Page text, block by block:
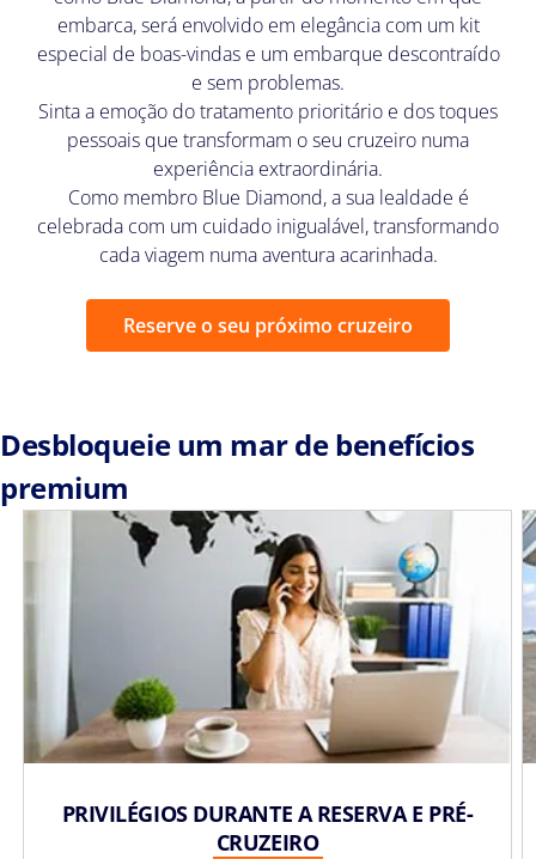
embarca, será envolvido em elegância com um kit
especial de boas-vindas e um embarque descontraído
e sem problemas.
Sinta a emoção do tratamento prioritário e dos toques
pessoais que transformam o seu cruzeiro numa
experiência extraordinária.
Como membro Blue Diamond, a sua lealdade é
celebrada com um cuidado inigualável, transformando
cada viagem numa aventura acarinhada.
Reserve o seu próximo cruzeiro
Desbloqueie um mar de benefícios
premium
PRIVILÉGIOS DURANTE A RESERVA E PRÉ-
CRUZEIRO